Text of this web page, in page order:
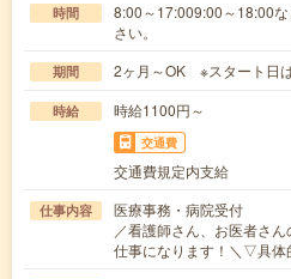
時間
8:00～17:009:00～18:00
さい。
期間 2ヶ月～OK ※スタート日
時給 時給1100円～
交通費
交通費規定内支給
仕事内容
医療事務・病院受付
／看護師さん、お医者さ
仕事になります！＼▽具